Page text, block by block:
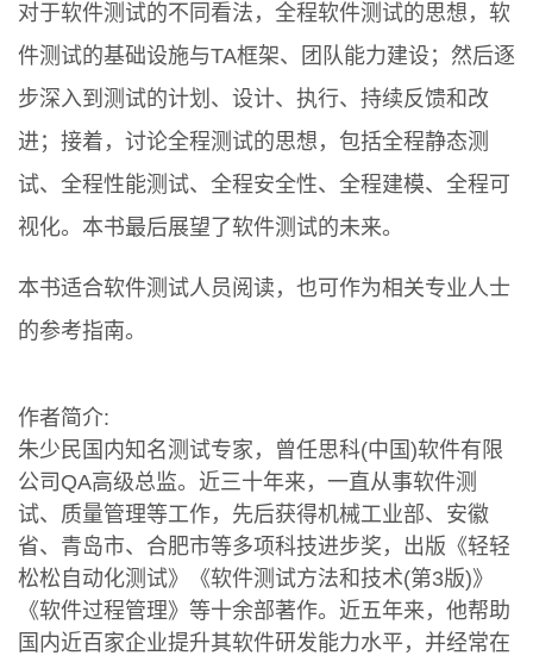
对于软件测试的不同看法，全程软件测试的思想，软
件测试的基础设施与TA框架、团队能力建设；然后逐
步深入到测试的计划、设计、执行、持续反馈和改
进；接着，讨论全程测试的思想，包括全程静态测
试、全程性能测试、全程安全性、全程建模、全程可
视化。本书最后展望了软件测试的未来。
本书适合软件测试人员阅读，也可作为相关专业人士
的参考指南。
作者简介:
朱少民国内知名测试专家，曾任思科(中国)软件有限
公司QA高级总监。近三十年来，一直从事软件测
试、质量管理等工作，先后获得机械工业部、安徽
省、青岛市、合肥市等多项科技进步奖，出版《轻轻
松松自动化测试》《软件测试方法和技术(第3版)》
《软件过程管理》等十余部著作。近五年来，他帮助
国内近百家企业提升其软件研发能力水平，并经常在